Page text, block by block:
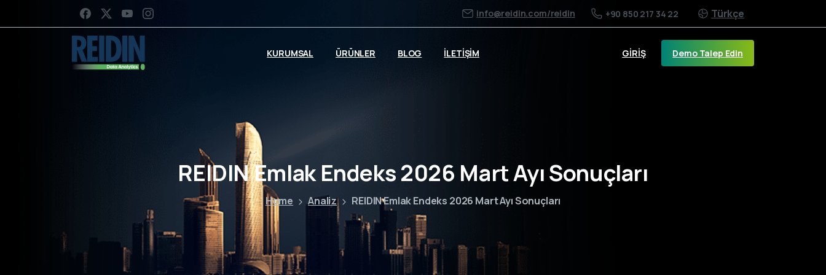
info@reidin.com/reidin +90 850 217 34 22 Türkçe
KURUMSAL ÜRÜNLER BLOG İLETİŞİM GİRİŞ Demo Talep Edin
REIDIN Emlak Endeks 2026 Mart Ayı Sonuçları
Home Analiz REIDIN Emlak Endeks 2026 Mart Ayı Sonuçları